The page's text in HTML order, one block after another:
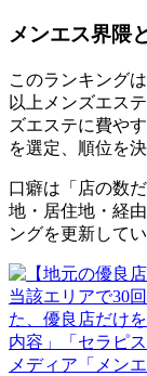
メンエス界隈
このランキング
以上メンズエス
ズエステに費や
を選定、順位を
口癖は「店の数
地・居住地・経
ングを更新してい